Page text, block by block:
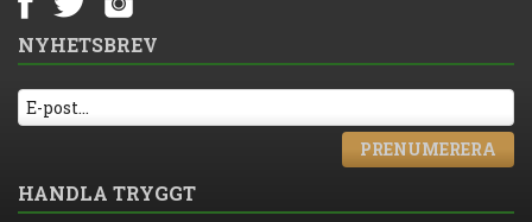
NYHETSBREV
PRENUMERERA
HANDLA TRYGGT